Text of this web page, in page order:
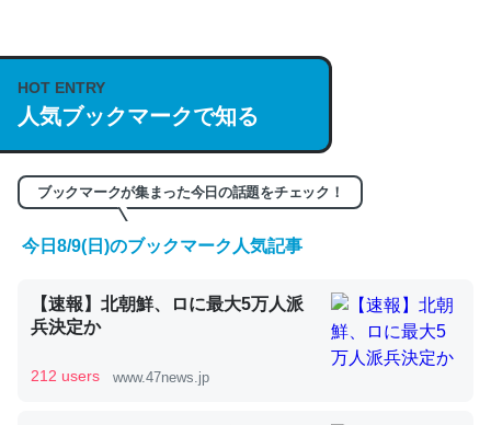
説してる記事が少ないので貴重な良記事。/続編来た
https://isobe324649.hatenablog.com/entry/2023/03/27
/064121
─GPTの仕組みと限界についての考察（１） - conceptualization
くらい。小説でいう「ずっと前の伏線」は回収されないけ
ど、短期記憶というには多い分量。進化すればするほど分
HOT ENTRY
人気ブックマークで知る
ブックマークが集まった今日の話題をチェック！
今日8/9(日)のブックマーク人気記事
【速報】北朝鮮、ロに最大5万人派
兵決定か
212 users www.47news.jp